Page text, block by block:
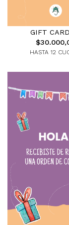
GIFT
HASTA 12